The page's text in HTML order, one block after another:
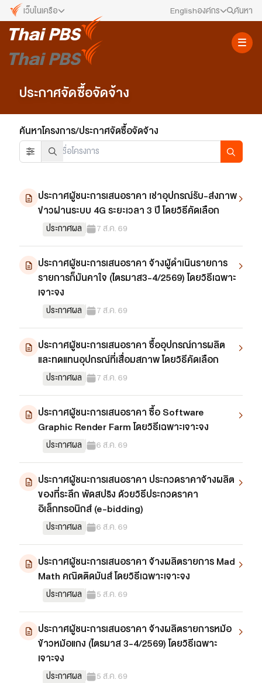
เว็บในเครือ
เว็บไซต์ในเครือ
ALTV
VIPA
ทุกความสุข...ดูฟรี ไม่มีโฆษณา
พื้นที่นำเสนอวาระของสังคม
Thai PBS Kids
เรื่องราวดี ๆ สำหรับครอบครัว
View The World via The Voice
Thai PBS World
We Bring Thailand to The World
เว็บไซต์บริการ
C-SITE
Locals
Policy Watch
จับตาอนาคตประเทศไทย
The Visual
Thai PBS Verify
ตรวจสอบข่าวปลอม คัดกรองข่าวจริง
Englishองค์กร
สภาผู้ชมและผู้ฟังรายการ
ติดต่อเรา
About Thai PBS
ค้นหา
ประกาศจัดซื้อจัดจ้าง
ค้นหาโครงการ/ประกาศจัดซื้อจัดจ้าง
ประกาศผู้ชนะการเสนอราคา เช่าอุปกรณ์รับ-ส่งภาพ
ข่าวผ่านระบบ 4G ระยะเวลา 3 ปี โดยวิธีคัดเลือก
ประกาศผล 7 ส.ค. 69
ประกาศผู้ชนะการเสนอราคา จ้างผู้ดำเนินรายการ
รายการก็มันคาใจ (ไตรมาส3-4/2569) โดยวิธีเฉพาะ
เจาะจง
ประกาศผล 7 ส.ค. 69
ประกาศผู้ชนะการเสนอราคา ซื้ออุปกรณ์การผลิต
และทดแทนอุปกรณ์ที่เสื่อมสภาพ โดยวิธีคัดเลือก
ประกาศผล 7 ส.ค. 69
ประกาศผู้ชนะการเสนอราคา ซื้อ Software
Graphic Render Farm โดยวิธีเฉพาะเจาะจง
ประกาศผล 6 ส.ค. 69
ประกาศผู้ชนะการเสนอราคา ประกวดราคาจ้างผลิต
ของที่ระลึก พัดสปริง ด้วยวิธีประกวดราคา
อิเล็กทรอนิกส์ (e-bidding)
ประกาศผล 6 ส.ค. 69
ประกาศผู้ชนะการเสนอราคา จ้างผลิตรายการ Mad
Math คณิตติดมันส์ โดยวิธีเฉพาะเจาะจง
ประกาศผล 5 ส.ค. 69
ประกาศผู้ชนะการเสนอราคา จ้างผลิตรายการหม้อ
ข้าวหม้อแกง (ไตรมาส 3-4/2569) โดยวิธีเฉพาะ
เจาะจง
ประกาศผล 5 ส.ค. 69